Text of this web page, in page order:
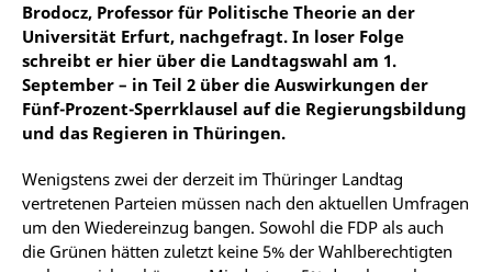
Brodocz, Professor für Politische Theorie an der
Universität Erfurt, nachgefragt. In loser Folge
schreibt er hier über die Landtagswahl am 1.
September – in Teil 2 über die Auswirkungen der
Fünf-Prozent-Sperrklausel auf die Regierungsbildung
und das Regieren in Thüringen.
Wenigstens zwei der derzeit im Thüringer Landtag
vertretenen Parteien müssen nach den aktuellen Umfragen
um den Wiedereinzug bangen. Sowohl die FDP als auch
die Grünen hätten zuletzt keine 5% der Wahlberechtigten